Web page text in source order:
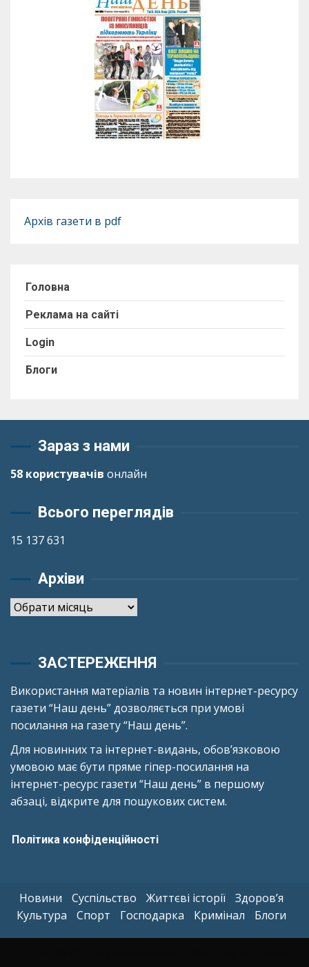
Архів газети в pdf
Головна
Реклама на сайті
Login
Блоги
Зараз з нами
58 користувачів онлайн
Всього переглядів
15 137 631
Архіви
Архіви
ЗАСТЕРЕЖЕННЯ
Використання матеріалів та новин інтернет-ресурсу
газети “Наш день” дозволяється при умові
посилання на газету “Наш день”.
Для новинних та інтернет-видань, обов’язковою
умовою має бути пряме гіпер-посилання на
інтернет-ресурс газети “Наш день” в першому
абзаці, відкрите для пошукових систем.
Політика конфіденційності
Новини Суспільство Життєві історії
Здоров’я
Культура
Спорт Господарка Кримінал Блоги